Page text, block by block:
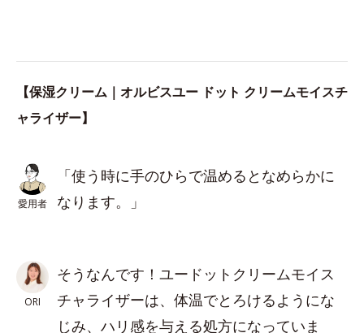
【保湿クリーム｜オルビスユー ドット クリームモイスチ
ャライザー】
愛用者
「使う時に手のひらで温めるとなめらかに
なります。」
ORI
そうなんです！ユードットクリームモイス
チャライザーは、体温でとろけるようにな
じみ、ハリ感を与える処方になっていま